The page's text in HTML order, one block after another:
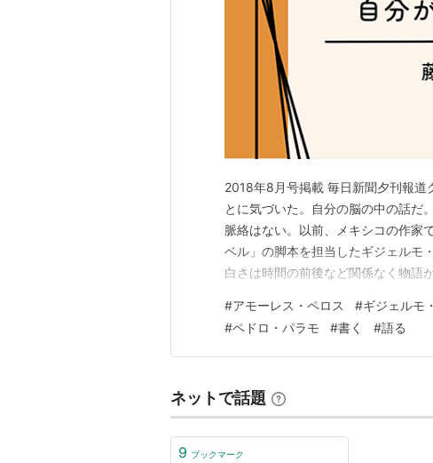
2018年8月号掲載 毎日新聞夕刊報道
とに気づいた。自分の脳の中の話だ
脈絡はない。以前、メキシコの作家
ベル」の脚本を担当したギジェルモ
白さは時間の前後など関係なく物語
る貧しい青年が兄嫁との恋を成就さ
と愛玩犬との新生活を始めたモデル
#アモーレス・ペロス #ギジェルモ
#ペドロ・パラモ #書く #語る
ネットで話題
9 ブックマーク